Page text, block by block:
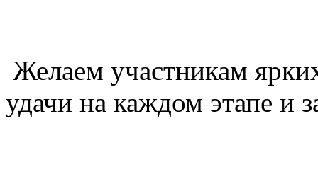
Желаем участникам
удачи на каждом этапе и